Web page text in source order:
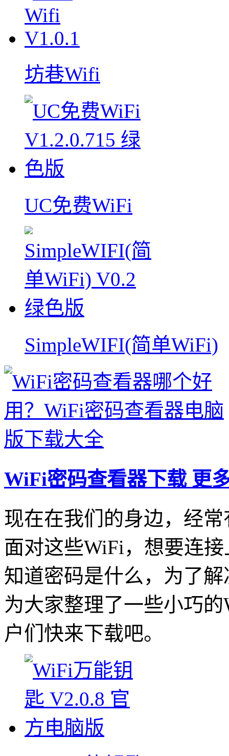
坊巷Wifi
UC免费WiFi
SimpleWIFI(简单WiFi)
WiFi密码查看器下载 更
现在在我们的身边，经
面对这些WiFi，想要连
知道密码是什么，为了
为大家整理了一些小巧
户们快来下载吧。